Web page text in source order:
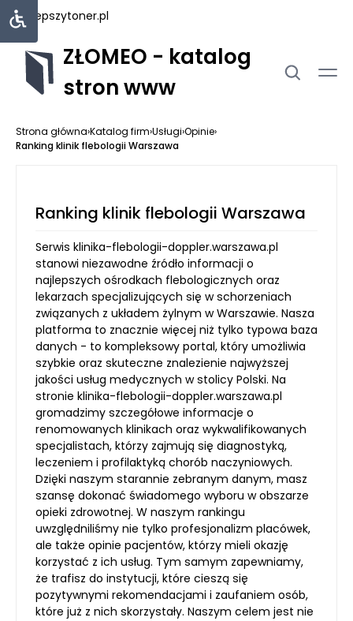
najlepszytoner.pl
ZŁOMEO - katalog
stron www
Strona główna›Katalog firm›Usługi›Opinie›
Ranking klinik flebologii Warszawa
Ranking klinik flebologii Warszawa
Serwis klinika-flebologii-doppler.warszawa.pl
stanowi niezawodne źródło informacji o
najlepszych ośrodkach flebologicznych oraz
lekarzach specjalizujących się w schorzeniach
związanych z układem żylnym w Warszawie. Nasza
platforma to znacznie więcej niż tylko typowa baza
danych - to kompleksowy portal, który umożliwia
szybkie oraz skuteczne znalezienie najwyższej
jakości usług medycznych w stolicy Polski. Na
stronie klinika-flebologii-doppler.warszawa.pl
gromadzimy szczegółowe informacje o
renomowanych klinikach oraz wykwalifikowanych
specjalistach, którzy zajmują się diagnostyką,
leczeniem i profilaktyką chorób naczyniowych.
Dzięki naszym starannie zebranym danym, masz
szansę dokonać świadomego wyboru w obszarze
opieki zdrowotnej. W naszym rankingu
uwzględniliśmy nie tylko profesjonalizm placówek,
ale także opinie pacjentów, którzy mieli okazję
korzystać z ich usług. Tym samym zapewniamy,
że trafisz do instytucji, które cieszą się
pozytywnymi rekomendacjami i zaufaniem osób,
które już z nich skorzystały. Naszym celem jest nie